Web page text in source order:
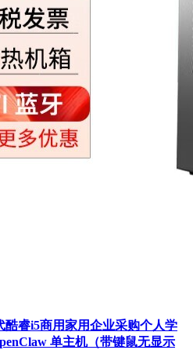
酷睿i5商用家用企业采购个人学
单主机（带键鼠无显示